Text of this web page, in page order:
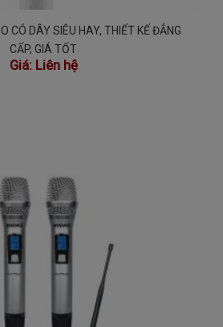
CÓ DÂY SIÊU HAY, THIẾT KẾ ĐẲNG
CẤP, GIÁ TỐT
Giá: Liên hệ